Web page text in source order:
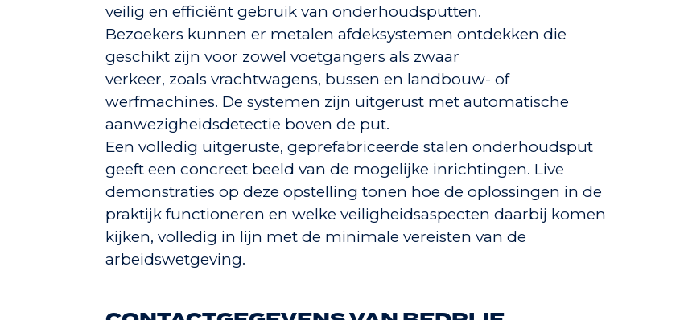
veilig en efficiënt gebruik van onderhoudsputten.
Bezoekers kunnen er metalen afdeksystemen ontdekken die
geschikt zijn voor zowel voetgangers als zwaar
verkeer, zoals vrachtwagens, bussen en landbouw- of
werfmachines. De systemen zijn uitgerust met automatische
aanwezigheidsdetectie boven de put.
Een volledig uitgeruste, geprefabriceerde stalen onderhoudsput
geeft een concreet beeld van de mogelijke inrichtingen. Live
demonstraties op deze opstelling tonen hoe de oplossingen in de
praktijk functioneren en welke veiligheidsaspecten daarbij komen
kijken, volledig in lijn met de minimale vereisten van de
arbeidswetgeving.